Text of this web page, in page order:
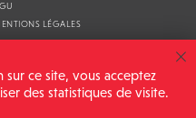
LÉGALES
© 2026
ce site, vous acceptez
des statistiques de visite.